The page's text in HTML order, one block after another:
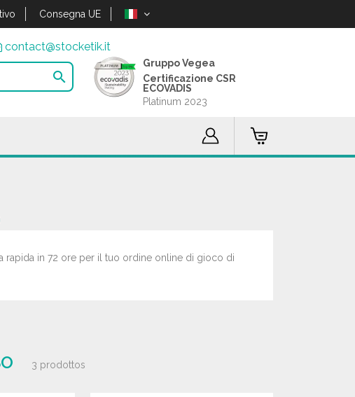
Consegna UE
contact@stocketik.it

Gruppo Vegea
Certificazione CSR
ECOVADIS
Platinum 2023
rapida in 72 ore per il tuo ordine online di gioco di
3 prodottos